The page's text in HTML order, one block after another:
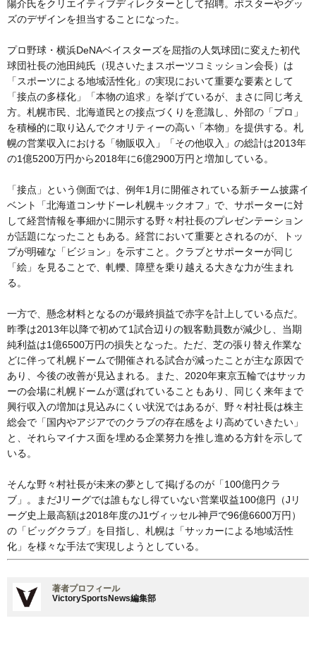
陽介氏をクリエイティブディレクターとして招聘。ポスターやグッ
ズのデザインを担当することになった。
プロ野球・横浜DeNAベイスターズを屈指の人気球団に変えた初代
球団社長の池田純氏（現さいたまスポーツコミッション会長）は
「スポーツによる地域活性化」の実現において重要な要素として
「接点の多様化」「本物の追求」を挙げているが、まさに同じ考え
方。札幌市民、北海道民との接点づくりを意識し、外部の「プロ」
を積極的に取り込んでクオリティーの高い「本物」を提供する。札
幌の営業収入における「物販収入」「その他収入」の総計は2013年
の1億5200万円から2018年に6億2900万円と増加している。
「接点」という側面では、例年1月に開催されている新チーム披露イ
ベント「北海道コンサドーレ札幌キックオフ」で、サポーターに対
して経営情報を事細かに開示する野々村社長のプレゼンテーション
が話題になったこともある。経営において重要とされるのが、トッ
プが明確な「ビジョン」を示すこと。クラブとサポーターが同じ
「絵」を見ることで、軋轢、障壁を乗り越える大きな力が生まれ
る。
一方で、懸念材料となるのが最終損益で赤字を計上している点だ。
昨季は2013年以降で初めて1試合辺りの観客動員数が減少し、当期
純利益は1億6500万円の損失となった。ただ、芝の張り替え作業な
どに伴って札幌ドームで開催される試合が減ったことが主な原因で
あり、今後の改善が見込まれる。また、2020年東京五輪ではサッカ
ーの会場に札幌ドームが選ばれていることもあり、同じく来年まで
興行収入の増加は見込みにくい状況ではあるが、野々村社長は株主
総会で「国内やアジアでのクラブの存在感をより高めていきたい」
と、それらマイナス面を埋める企業努力を推し進める方針を示して
いる。
そんな野々村社長が未来の夢として掲げるのが「100億円クラ
ブ」。まだJリーグでは誰もなし得ていない営業収益100億円（Jリ
ーグ史上最高額は2018年度のJ1ヴィッセル神戸で96億6600万円）
の「ビッグクラブ」を目指し、札幌は「サッカーによる地域活性
化」を様々な手法で実現しようとしている。
著者プロフィール
VictorySportsNews編集部